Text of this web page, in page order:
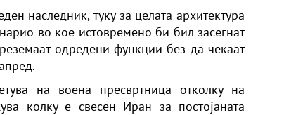
наследник, туку за целата архитектура
во кое истовремено би бил засегнат
одредени функции без да чекаат
на воена пресвртница отколку на
колку е свесен Иран за постојаната